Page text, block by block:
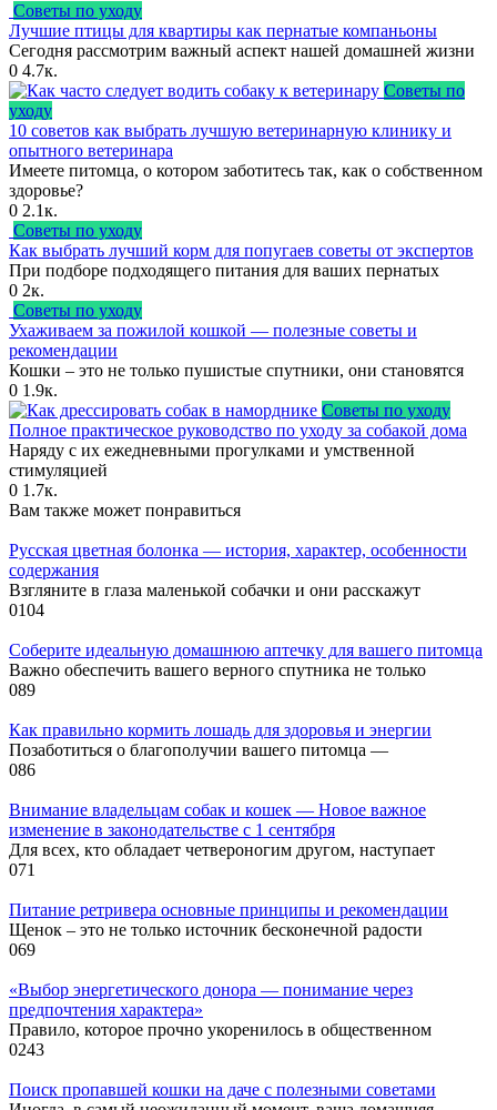
Советы по уходу
Лучшие птицы для квартиры как пернатые компаньоны
Сегодня рассмотрим важный аспект нашей домашней жизни
0 4.7к.
Советы по
уходу
10 советов как выбрать лучшую ветеринарную клинику и
опытного ветеринара
Имеете питомца, о котором заботитесь так, как о собственном
здоровье?
0 2.1к.
Советы по уходу
Как выбрать лучший корм для попугаев советы от экспертов
При подборе подходящего питания для ваших пернатых
0 2к.
Советы по уходу
Ухаживаем за пожилой кошкой — полезные советы и
рекомендации
Кошки – это не только пушистые спутники, они становятся
0 1.9к.
Советы по уходу
Полное практическое руководство по уходу за собакой дома
Наряду с их ежедневными прогулками и умственной
стимуляцией
0 1.7к.
Вам также может понравиться
Русская цветная болонка — история, характер, особенности
содержания
Взгляните в глаза маленькой собачки и они расскажут
0104
Соберите идеальную домашнюю аптечку для вашего питомца
Важно обеспечить вашего верного спутника не только
089
Как правильно кормить лошадь для здоровья и энергии
Позаботиться о благополучии вашего питомца —
086
Внимание владельцам собак и кошек — Новое важное
изменение в законодательстве с 1 сентября
Для всех, кто обладает четвероногим другом, наступает
071
Питание ретривера основные принципы и рекомендации
Щенок – это не только источник бесконечной радости
069
«Выбор энергетического донора — понимание через
предпочтения характера»
Правило, которое прочно укоренилось в общественном
0243
Поиск пропавшей кошки на даче с полезными советами